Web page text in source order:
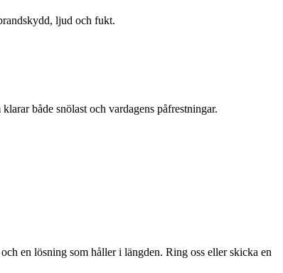
ljud och fukt.
både snölast och vardagens påfrestningar.
en lösning som håller i längden. Ring oss eller skicka en